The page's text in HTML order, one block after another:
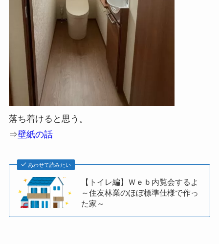
落ち着けると思う。
⇒壁紙の話
あわせて読みたい
【トイレ編】Ｗｅｂ内覧会するよ
～住友林業のほぼ標準仕様で作っ
た家～